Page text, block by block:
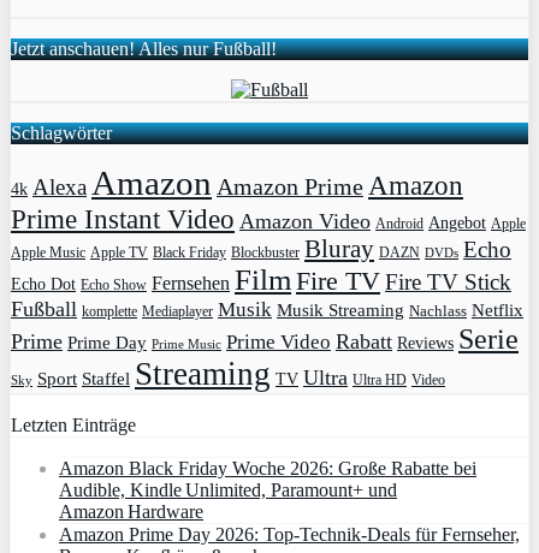
Jetzt anschauen! Alles nur Fußball!
Schlagwörter
4k Alexa Amazon Amazon Prime Amazon
Prime Instant Video Amazon Video Android Angebot Apple
Apple Music Apple TV Black Friday Blockbuster Bluray DAZN DVDs Echo
Echo Dot Echo Show Fernsehen Film Fire TVFire TV Stick
Fußball komplette Mediaplayer Musik Musik Streaming Nachlass Netflix
Prime Prime Day Prime Music Prime Video Rabatt Reviews Serie
Sky Sport Staffel Streaming TV Ultra Ultra HD Video
Letzten Einträge
Amazon Black Friday Woche 2026: Große Rabatte bei
Audible, Kindle Unlimited, Paramount+ und
Amazon Hardware
Amazon Prime Day 2026: Top-Technik-Deals für Fernseher,